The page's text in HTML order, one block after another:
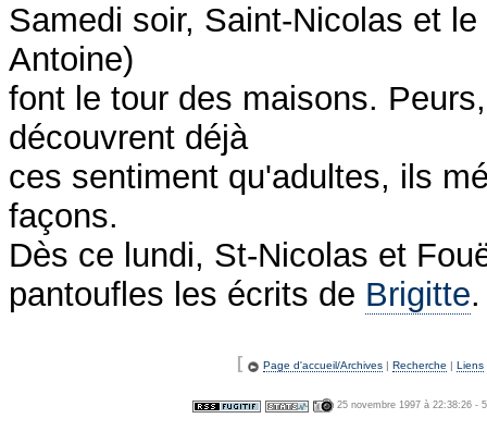
Samedi soir, Saint-Nicolas et
Antoine)
font le tour des maisons.
découvrent déjà
ces sentiment qu'adultes, ils
façons.
Dès ce lundi, St-Nicolas et
pantoufles les écrits de Brigitte.
[ Page d'accueil/Archives | Recherche | Liens
25 novembre 1997 à 22:38:26 -